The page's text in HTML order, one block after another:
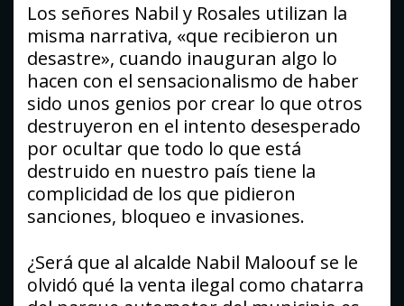
Los señores Nabil y Rosales utilizan la
misma narrativa, «que recibieron un
desastre», cuando inauguran algo lo
hacen con el sensacionalismo de haber
sido unos genios por crear lo que otros
destruyeron en el intento desesperado
por ocultar que todo lo que está
destruido en nuestro país tiene la
complicidad de los que pidieron
sanciones, bloqueo e invasiones.
¿Será que al alcalde Nabil Maloouf se le
olvidó qué la venta ilegal como chatarra